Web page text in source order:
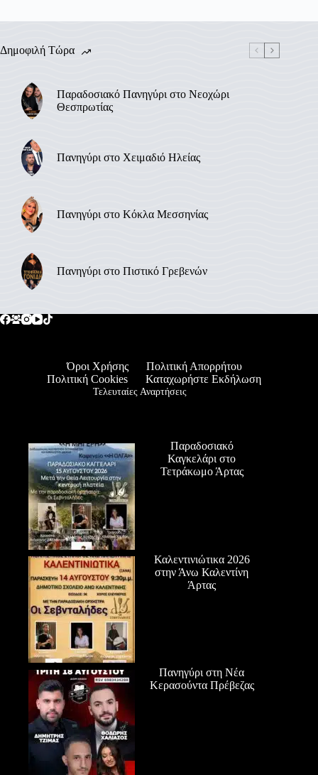
Δημοφιλή Τώρα
Παραδοσιακό Πανηγύρι στο Νεοχώρι
Θεσπρωτίας
Πανηγύρι στο Χειμαδιό Ηλείας
Πανηγύρι στο Κόκλα Μεσσηνίας
Πανηγύρι στο Πιστικό Γρεβενών
Όροι Χρήσης
Πολιτική Απορρήτου
Πολιτική Cookies
Καταχωρήστε Εκδήλωση
Τελευταίες Αναρτήσεις
Παραδοσιακό
Καγκελάρι στο
Τετράκωμο Άρτας
Καλεντινιώτικα 2026
στην Άνω Καλεντίνη
Άρτας
Πανηγύρι στη Νέα
Κερασούντα Πρέβεζας